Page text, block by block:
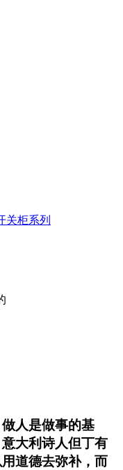
关柜系列
人是做事的基
大利诗人但丁有
道德去弥补，而